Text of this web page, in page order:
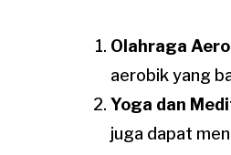
Olahraga
aerobik yang
Yoga dan
juga dapat